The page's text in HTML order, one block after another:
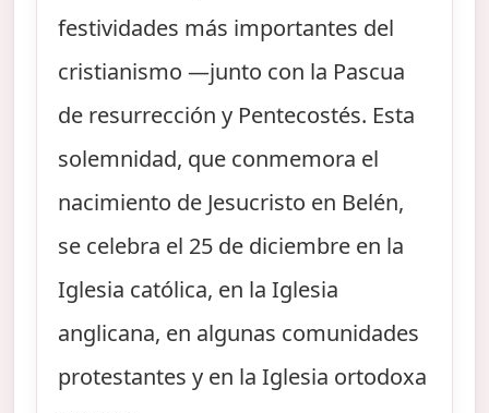
festividades más importantes del
cristianismo —junto con la Pascua
de resurrección y Pentecostés. Esta
solemnidad, que conmemora el
nacimiento de Jesucristo en Belén,
se celebra el 25 de diciembre en la
Iglesia católica, en la Iglesia
anglicana, en algunas comunidades
protestantes y en la Iglesia ortodoxa